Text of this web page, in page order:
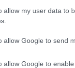
allow my user data to
allow Google to send
allow Google to